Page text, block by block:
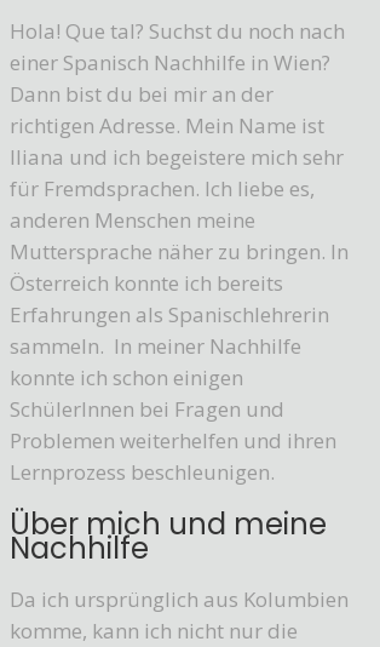
Hola! Que tal? Suchst du noch nach
einer Spanisch Nachhilfe in Wien?
Dann bist du bei mir an der
richtigen Adresse. Mein Name ist
Iliana und ich begeistere mich sehr
für Fremdsprachen. Ich liebe es,
anderen Menschen meine
Muttersprache näher zu bringen. In
Österreich konnte ich bereits
Erfahrungen als Spanischlehrerin
sammeln. In meiner Nachhilfe
konnte ich schon einigen
SchülerInnen bei Fragen und
Problemen weiterhelfen und ihren
Lernprozess beschleunigen.
Über mich und meine
Nachhilfe
Da ich ursprünglich aus Kolumbien
komme, kann ich nicht nur die